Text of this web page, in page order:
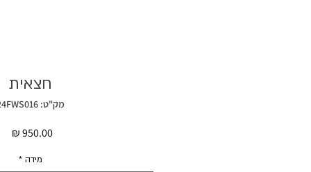
חצאית
מק"ט: 24FWS016
‏950.00 ‏₪
מידה *